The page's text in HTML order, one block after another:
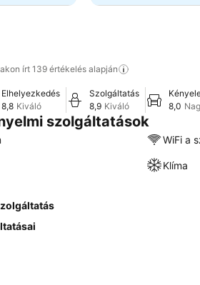
írt 139 értékelésalapján
Elhelyezkedés
8,8 Kiváló
Szolgáltatás
8,9 Kiváló
8,0
szolgáltatások
WiFi a
Klíma